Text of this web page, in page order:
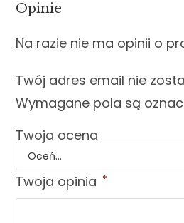
Opinie
Na razie nie ma opinii o
Twój adres email nie
Wymagane pola są
Twoja ocena
Twoja opinia *